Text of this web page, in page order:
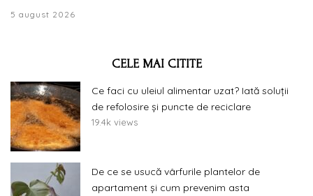
5 august 2026
CELE MAI CITITE
Ce faci cu uleiul alimentar uzat? Iată soluții
de refolosire și puncte de reciclare
19.4k views
De ce se usucă vârfurile plantelor de
apartament și cum prevenim asta